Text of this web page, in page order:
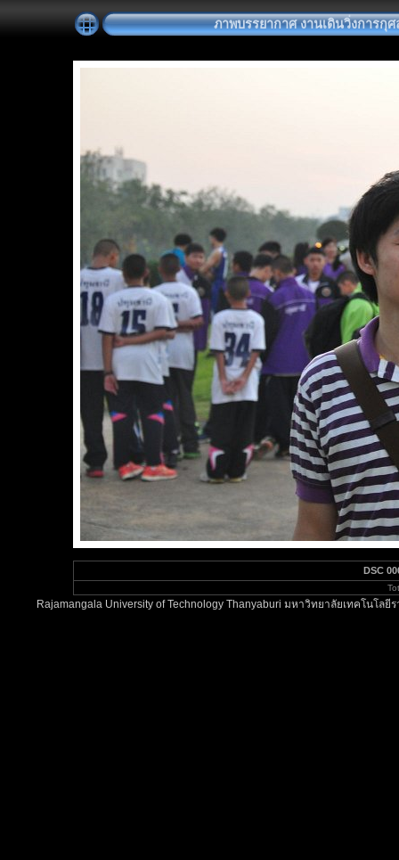
ภาพบรรยากาศ งานเดินวิ่งการ
DSC
Rajamangala University of Technology Thanyaburi มหาวิทยาลัยเทคโนโ